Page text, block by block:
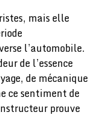
mais elle
l’automobile.
de l’essence
de mécanique
ce sentiment de
prouve